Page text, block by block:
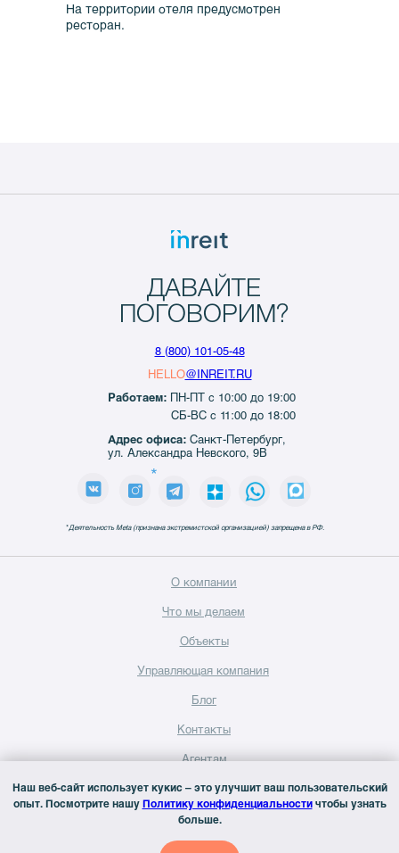
На территории отеля предусмотрен
ресторан.
Наш веб-сайт использует кукис – это улучшит ваш пользовательский
опыт. Посмотрите нашу Политику конфиденциальностичтобы узнать
больше.
О компании
Блог
Объекты
Что мы делаем
Контакты
Управляющая компания
ДАВАЙТЕ
ПОГОВОРИМ?
8 (800) 101-05-48
HELLO@INREIT.RU
Агентам
Вакансии
Аренда
коммерческих
площадей
Работаем: ПН-ПТ с 10:00 до 19:00
СБ-ВС с 11:00 до 18:00
Адрес офиса: Санкт-Петербург,
ул. Александра Невского, 9В
*
*Деятельность Meta (признана экстремистской организацией) запрещена в РФ.